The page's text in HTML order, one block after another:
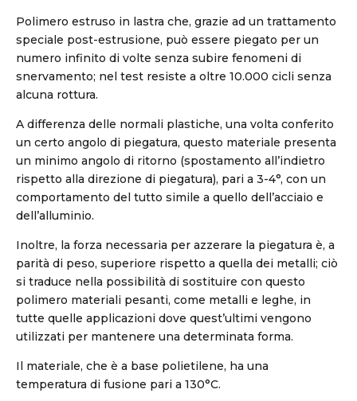
Polimero estruso in lastra che, grazie ad un trattamento
speciale post-estrusione, può essere piegato per un
numero infinito di volte senza subire fenomeni di
snervamento; nel test resiste a oltre 10.000 cicli senza
alcuna rottura.
A differenza delle normali plastiche, una volta conferito
un certo angolo di piegatura, questo materiale presenta
un minimo angolo di ritorno (spostamento all’indietro
rispetto alla direzione di piegatura), pari a 3-4°, con un
comportamento del tutto simile a quello dell’acciaio e
dell’alluminio.
Inoltre, la forza necessaria per azzerare la piegatura è, a
parità di peso, superiore rispetto a quella dei metalli; ciò
si traduce nella possibilità di sostituire con questo
polimero materiali pesanti, come metalli e leghe, in
tutte quelle applicazioni dove quest’ultimi vengono
utilizzati per mantenere una determinata forma.
Il materiale, che è a base polietilene, ha una
temperatura di fusione pari a 130°C.